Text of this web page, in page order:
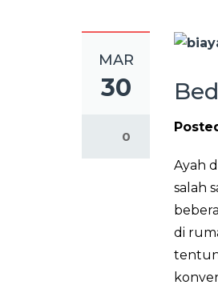
MAR
30
0
Ayah
salah
di